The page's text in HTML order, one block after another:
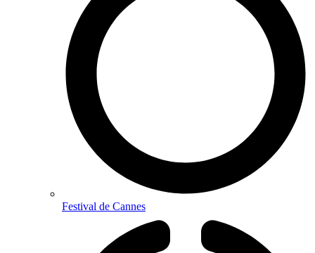
Festival de Cannes